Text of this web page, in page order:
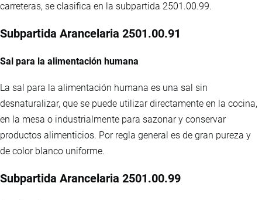
carreteras, se clasifica en la subpartida 2501.00.99.
Subpartida Arancelaria 2501.00.91
Sal para la alimentación humana
La sal para la alimentación humana es una sal sin
desnaturalizar, que se puede utilizar directamente en la cocina,
en la mesa o industrialmente para sazonar y conservar
productos alimenticios. Por regla general es de gran pureza y
de color blanco uniforme.
Subpartida Arancelaria 2501.00.99